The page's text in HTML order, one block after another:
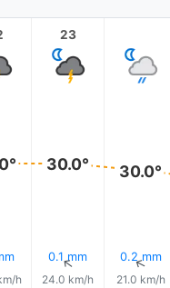
h
23
30.0°
0.1 mm
↑
24.0 km/h
30.0°
0.2 mm
↑
21.0 km/h